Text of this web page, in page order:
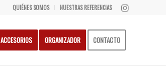
QUIÉNES SOMOS NUESTRAS REFERENCIAS
ACCESORIOS ORGANIZADOR CONTACTO